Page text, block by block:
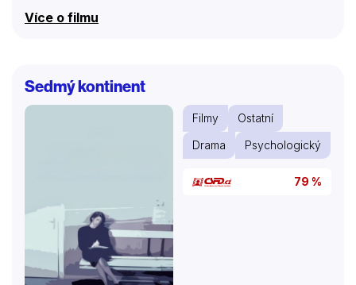
Více o filmu
Sedmý kontinent
Filmy
Ostatní
Drama
Psychologický
79 %